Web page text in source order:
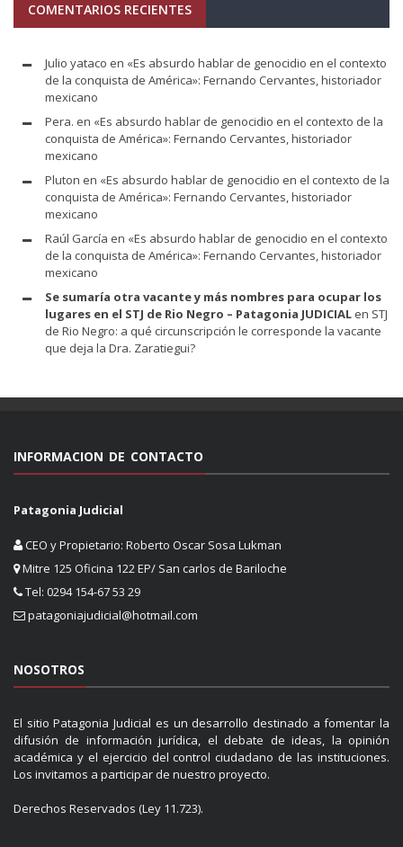
COMENTARIOS RECIENTES
Julio yataco en «Es absurdo hablar de genocidio en el contexto
de la conquista de América»: Fernando Cervantes, historiador
mexicano
Pera. en «Es absurdo hablar de genocidio en el contexto de la
conquista de América»: Fernando Cervantes, historiador
mexicano
Pluton en «Es absurdo hablar de genocidio en el contexto de la
conquista de América»: Fernando Cervantes, historiador
mexicano
Raúl García en «Es absurdo hablar de genocidio en el contexto
de la conquista de América»: Fernando Cervantes, historiador
mexicano
Se sumaría otra vacante y más nombres para ocupar los
lugares en el STJ de Rio Negro – Patagonia JUDICIAL en STJ
de Rio Negro: a qué circunscripción le corresponde la vacante
que deja la Dra. Zaratiegui?
INFORMACION DE CONTACTO
Patagonia Judicial
CEO y Propietario: Roberto Oscar Sosa Lukman
Mitre 125 Oficina 122 EP/ San carlos de Bariloche
Tel: 0294 154-67 53 29
patagoniajudicial@hotmail.com
NOSOTROS
El sitio Patagonia Judicial es un desarrollo destinado a fomentar la
difusión de información jurídica, el debate de ideas, la opinión
académica y el ejercicio del control ciudadano de las instituciones.
Los invitamos a participar de nuestro proyecto.
Derechos Reservados (Ley 11.723).